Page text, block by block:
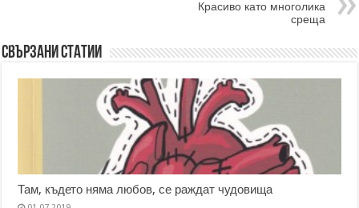
Красиво като многолика
среща
Свързани статии
Там, където няма любов, се раждат чудовища